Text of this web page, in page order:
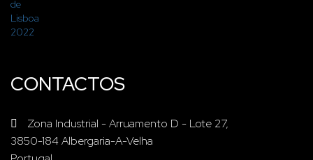
CONTACTOS
Zona Industrial - Arruamento D - Lote 27,
3850-184 Albergaria-A-Velha